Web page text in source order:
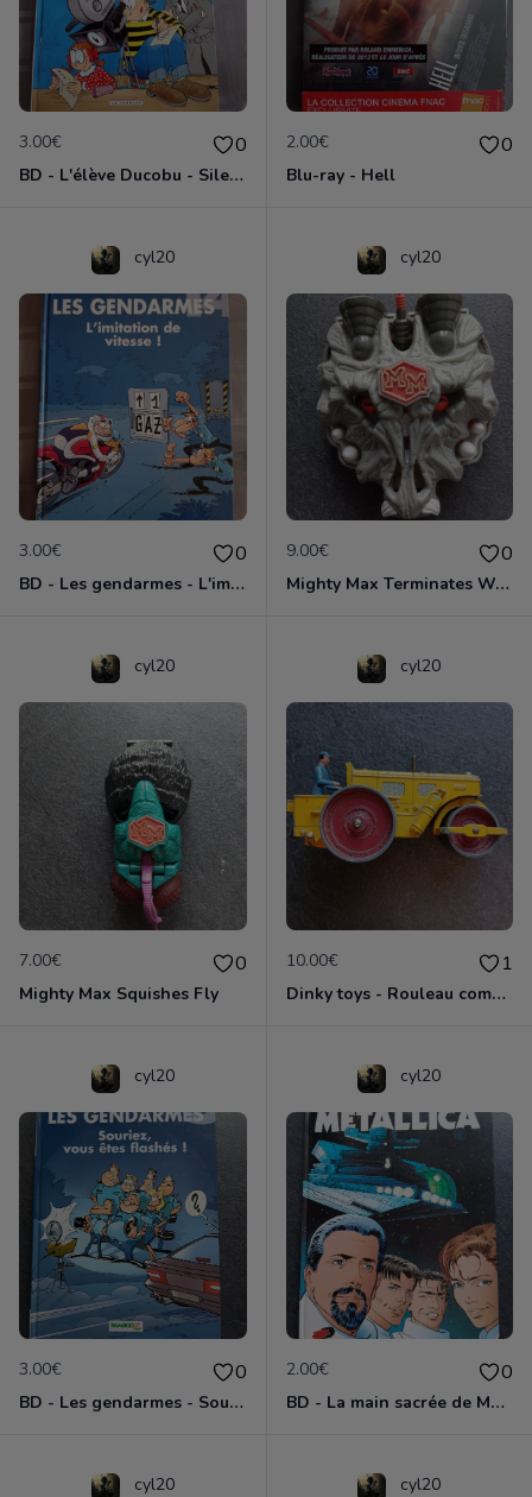
3.00€ 0
BD - L'élève Ducobu - Silence, on copie
2.00€ 0
Blu-ray - Hell
cyl20
3.00€ 0
BD - Les gendarmes - L'imitation de vitesse - Tome 14
cyl20
9.00€ 0
Mighty Max Terminates Wolfship 7
cyl20
7.00€ 0
Mighty Max Squishes Fly
cyl20
10.00€ 1
Dinky toys - Rouleau compresseur - Richier 90A
cyl20
3.00€ 0
BD - Les gendarmes - Souriez, vous êtes flashés - Tome 5
cyl20
2.00€ 0
BD - La main sacrée de Metallica
cyl20 cyl20